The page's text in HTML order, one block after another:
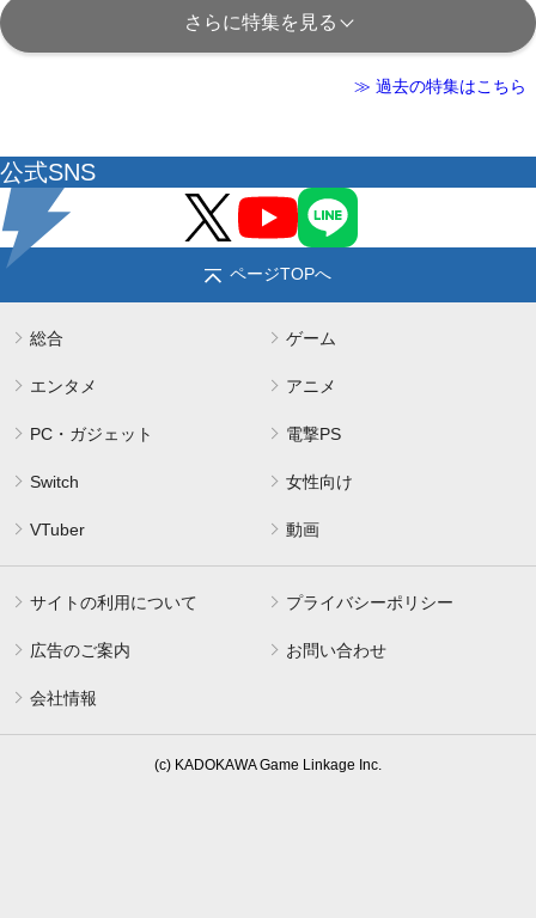
さらに特集を見る
≫ 過去の特集はこちら
公式SNS
ページTOPへ
総合 ゲーム
エンタメ アニメ
PC・ガジェット 電撃PS
Switch 女性向け
VTuber 動画
サイトの利用について プライバシーポリシー
広告のご案内 お問い合わせ
会社情報
(c) KADOKAWA Game Linkage Inc.